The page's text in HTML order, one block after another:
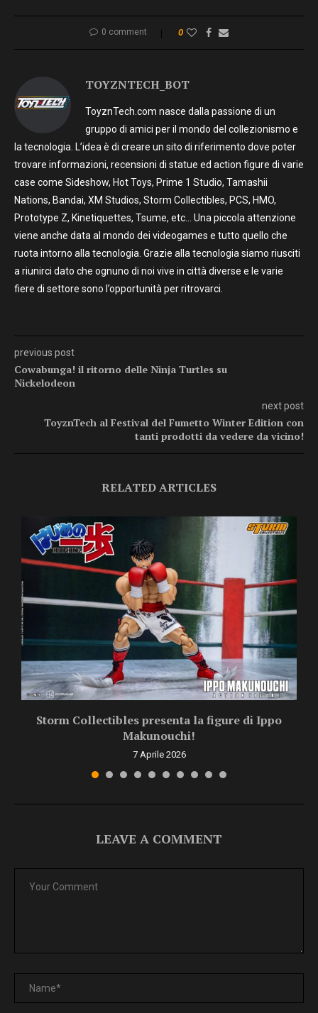
0 comment 0
TOYZNTECH_BOT
ToyznTech.com nasce dalla passione di un
gruppo di amici per il mondo del collezionismo e
la tecnologia. L’idea è di creare un sito di riferimento dove poter
trovare informazioni, recensioni di statue ed action figure di varie
case come Sideshow, Hot Toys, Prime 1 Studio, Tamashii
Nations, Bandai, XM Studios, Storm Collectibles, PCS, HMO,
Prototype Z, Kinetiquettes, Tsume, etc… Una piccola attenzione
viene anche data al mondo dei videogames e tutto quello che
ruota intorno alla tecnologia. Grazie alla tecnologia siamo riusciti
a riunirci dato che ognuno di noi vive in città diverse e le varie
fiere di settore sono l’opportunità per ritrovarci.
previous post
Cowabunga! il ritorno delle Ninja Turtles su
Nickelodeon
next post
ToyznTech al Festival del Fumetto Winter Edition con
tanti prodotti da vedere da vicino!
RELATED ARTICLES
Storm Collectibles presenta la figure di Ippo
Makunouchi!
7 Aprile 2026
LEAVE A COMMENT